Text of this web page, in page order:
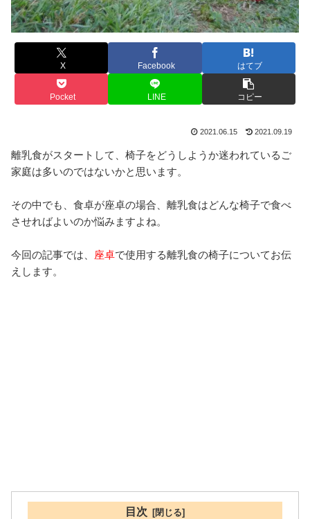
X Facebook はてブ
Pocket LINE コピー
2021.06.15 2021.09.19
離乳食がスタートして、椅子をどうしようか迷われているご
家庭は多いのではないかと思います。
その中でも、食卓が座卓の場合、離乳食はどんな椅子で食べ
させればよいのか悩みますよね。
今回の記事では、 座卓で使用する離乳食の椅子についてお伝
えします。
目次